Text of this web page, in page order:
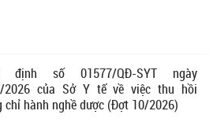
định số 01577/QĐ-SYT ngày
2026 của Sở Y tế về việc thu hồi
chỉ hành nghề dược (Đợt 10/2026)